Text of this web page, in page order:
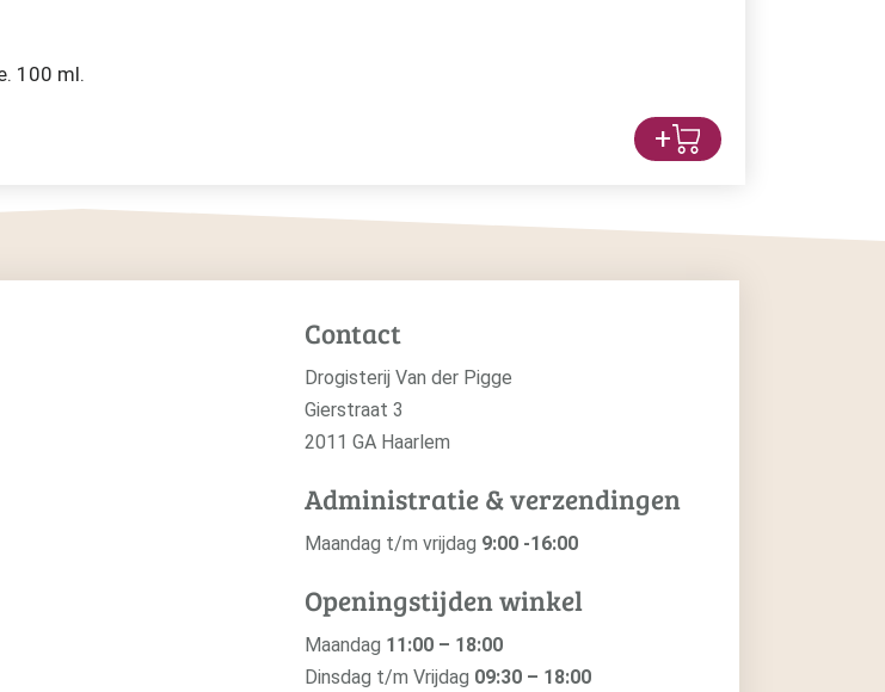
100 ml.
+
Contact
Drogisterij Van der Pigge
Gierstraat 3
2011 GA Haarlem
Administratie & verzendingen
Maandag t/m vrijdag 9:00 -16:00
Openingstijden winkel
Maandag 11:00 – 18:00
Dinsdag t/m Vrijdag 09:30 – 18:00